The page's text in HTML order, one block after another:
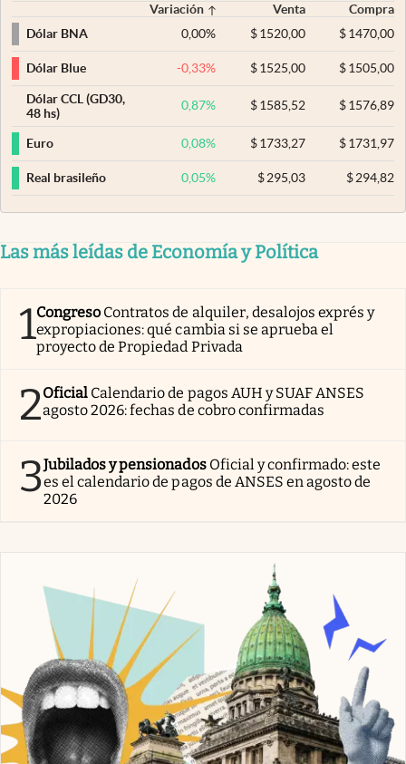
Variación Venta
Compra
Dólar BNA
0,00% $ 1520,00 $1470,00
Dólar Blue -0,33% $ 1525,00 $1505,00
Dólar CCL (GD30,
48 hs)
0,87% $ 1585,52 $1576,89
Euro 0,08% $ 1733,27 $1731,97
Real brasileño 0,05% $ 295,03 $294,82
Las más leídas de Economía y Política
1Congreso Contratos de alquiler, desalojos exprés y
expropiaciones: qué cambia si se aprueba el
proyecto de Propiedad Privada
2Oficial Calendario de pagos AUH y SUAF ANSES
agosto 2026: fechas de cobro confirmadas
3Jubilados y pensionados Oficial y confirmado: este
es el calendario de pagos de ANSES en agosto de
2026